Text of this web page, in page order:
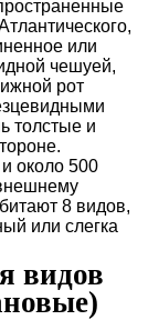
или
чешуей,
рот
толстые и
около 500
8 видов,
или слегка
видов